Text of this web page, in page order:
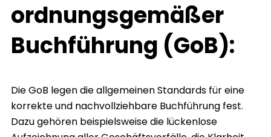
ordnungsgemäßer
Buchführung (GoB):
Die GoB legen die allgemeinen Standards für eine
korrekte und nachvollziehbare Buchführung fest.
Dazu gehören beispielsweise die lückenlose